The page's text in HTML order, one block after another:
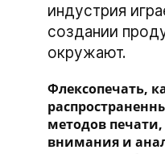
индустрия
создании
окружают.
Флексопечать,
методов
внимания и